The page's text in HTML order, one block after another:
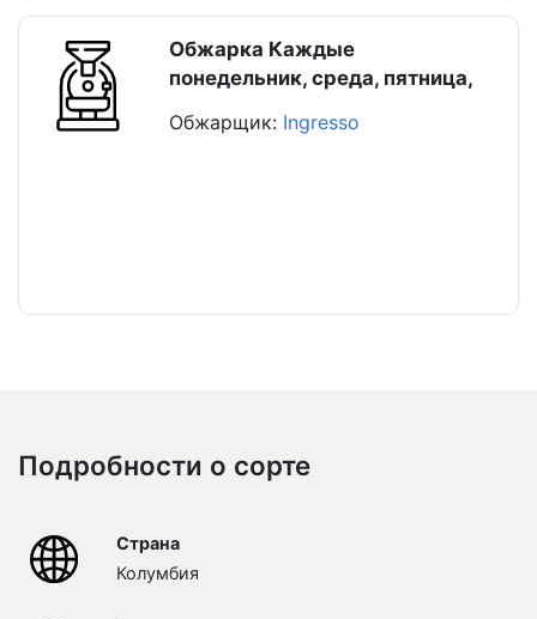
Обжарка Каждые
понедельник, среда, пятница,
Обжарщик: Ingresso
Подробности о сорте
Страна
Колумбия